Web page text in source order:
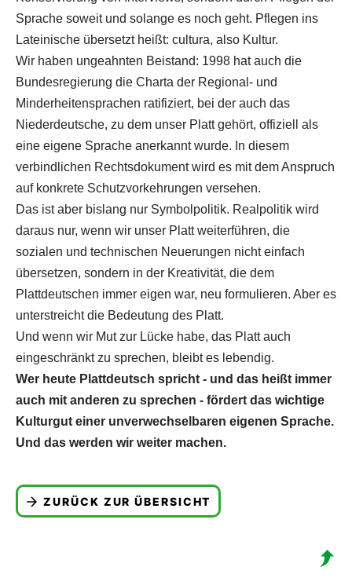
Sprache soweit und solange es noch geht. Pflegen ins
Lateinische übersetzt heißt: cultura, also Kultur.
Wir haben ungeahnten Beistand: 1998 hat auch die
Bundesregierung die Charta der Regional- und
Minderheitensprachen ratifiziert, bei der auch das
Niederdeutsche, zu dem unser Platt gehört, offiziell als
eine eigene Sprache anerkannt wurde. In diesem
verbindlichen Rechtsdokument wird es mit dem Anspruch
auf konkrete Schutzvorkehrungen versehen.
Das ist aber bislang nur Symbolpolitik. Realpolitik wird
daraus nur, wenn wir unser Platt weiterführen, die
sozialen und technischen Neuerungen nicht einfach
übersetzen, sondern in der Kreativität, die dem
Plattdeutschen immer eigen war, neu formulieren. Aber es
unterstreicht die Bedeutung des Platt.
Und wenn wir Mut zur Lücke habe, das Platt auch
eingeschränkt zu sprechen, bleibt es lebendig.
Wer heute Plattdeutsch spricht - und das heißt immer
auch mit anderen zu sprechen - fördert das wichtige
Kulturgut einer unverwechselbaren eigenen Sprache.
Und das werden wir weiter machen.
ZURÜCK ZUR ÜBERSICHT